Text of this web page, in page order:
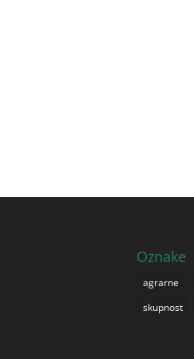
Oznake
agrarne
skupnost